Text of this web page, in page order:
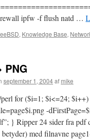
ipfw -f flush natd …
, Knowledge Base,
PNG
september 1, 2004af mike
for ($i=1; $i<=24;
-
} Ripper 24 sider fra pdf
betyder) med filnavne